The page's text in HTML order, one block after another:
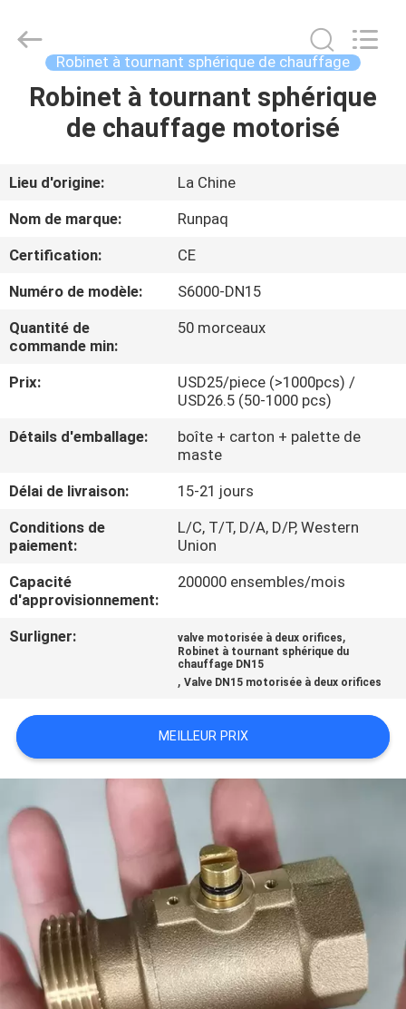
MAISON
AU
SUJET
NOUS
D'USINE
CONTRÔLE
DE
QUALITÉ
CONTACTEZ-
NOUS
DEMANDEZ
UNE
CITATION
PLAN
DU
SITE
PRIVACY
POLICY
Technology
Reserved.
Robinet à tournant sphérique de chauffage
Robinet à tournant sphérique
de chauffage motorisé
Lieu d'origine:
La Chine
Nom de marque:
Runpaq
Certification:
CE
Numéro de modèle:
S6000-DN15
Quantité de
commande min:
50 morceaux
Prix:
USD25/piece (>1000pcs) /
USD26.5 (50-1000 pcs)
Détails d'emballage:
boîte + carton + palette de
maste
Délai de livraison:
15-21 jours
Conditions de
paiement:
L/C, T/T, D/A, D/P, Western
Union
Capacité
d'approvisionnement:
200000 ensembles/mois
Surligner: valve motorisée à deux orifices,
Robinet à tournant sphérique du
chauffage DN15
,Valve DN15 motorisée à deux orifices
MEILLEUR PRIX